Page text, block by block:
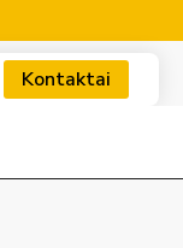
Kontaktai